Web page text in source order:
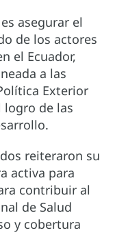
asegurar el
de los actores
el Ecuador,
a las
Exterior
logro de las
reiteraron su
activa para
contribuir al
de Salud
y cobertura